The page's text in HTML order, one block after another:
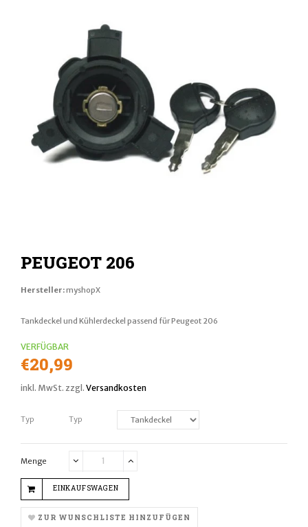
PEUGEOT 206
Hersteller:myshopX
Tankdeckel und Kühlerdeckel passend für Peugeot 206
VERFÜGBAR
Normaler
Preis
€20,99
inkl. MwSt. zzgl. Versandkosten
Typ Typ
Menge
missing:
de.cart.general.reduce_quantity
EINKAUFSWAGEN
ZUR WUNSCHLISTE HINZUFÜGEN